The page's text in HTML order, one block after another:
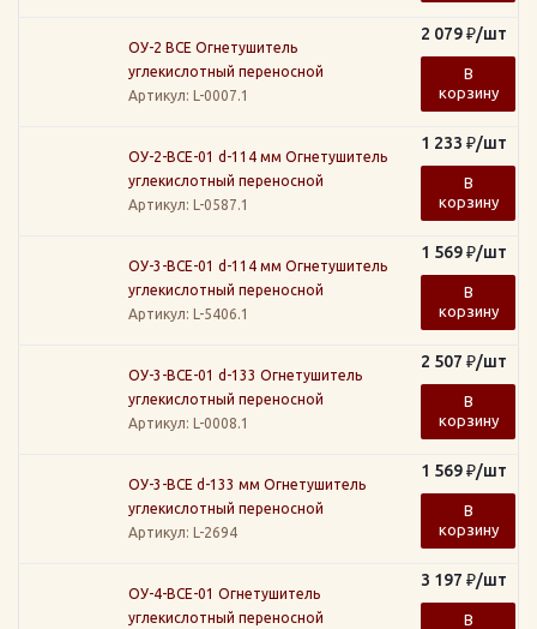
ОУ-2 ВСЕ Огнетушитель
углекислотный переносной
Артикул: L-0007.1
2 079₽/шт
В
корзину
ОУ-2-ВСЕ-01 d-114 мм Огнетушитель
углекислотный переносной
Артикул: L-0587.1
1 233 ₽/шт
В
корзину
ОУ-3-ВСЕ-01 d-114 мм Огнетушитель
углекислотный переносной
Артикул: L-5406.1
1 569₽/шт
В
корзину
ОУ-3-BCE-01 d-133 Огнетушитель
углекислотный переносной
Артикул: L-0008.1
2 507 ₽/шт
В
корзину
ОУ-3-ВСЕ d-133 мм Огнетушитель
углекислотный переносной
Артикул: L-2694
1 569₽/шт
В
корзину
ОУ-4-ВСЕ-01 Огнетушитель
углекислотный переносной
3 197 ₽/шт
В